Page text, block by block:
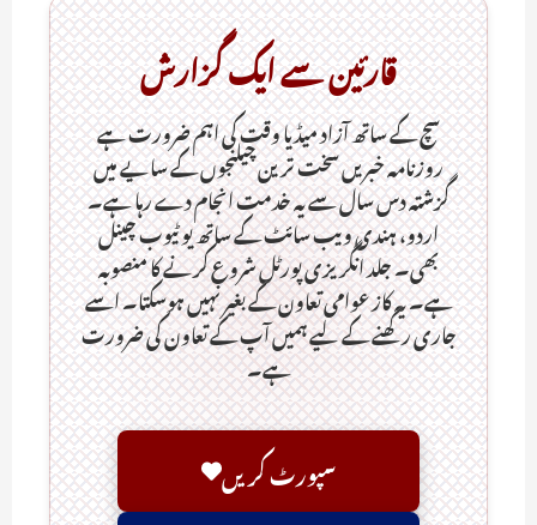
قارئین سے ایک گزارش
سچ کے ساتھ آزاد میڈیا وقت کی اہم ضرورت ہےـ
روزنامہ خبریں سخت ترین چیلنجوں کے سایے میں
گزشتہ دس سال سے یہ خدمت انجام دے رہا ہے۔
اردو، ہندی ویب سائٹ کے ساتھ یو ٹیوب چینل
بھی۔ جلد انگریزی پورٹل شروع کرنے کا منصوبہ
ہے۔ یہ کاز عوامی تعاون کے بغیر نہیں ہوسکتا۔ اسے
جاری رکھنے کے لیے ہمیں آپ کے تعاون کی ضرورت
ہے۔
سپورٹ کریں